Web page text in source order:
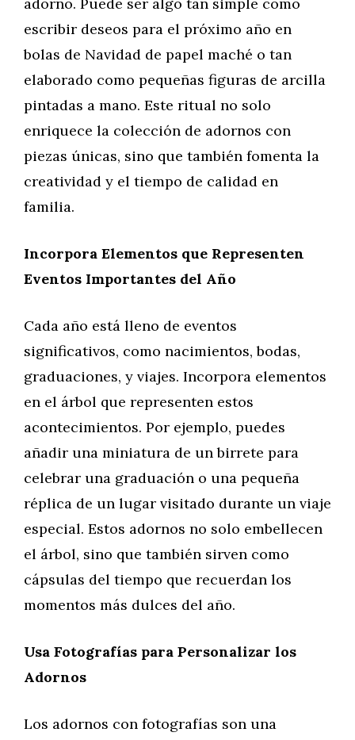
escribir deseos para el próximo año en
bolas de Navidad de papel maché o tan
elaborado como pequeñas figuras de arcilla
pintadas a mano. Este ritual no solo
enriquece la colección de adornos con
piezas únicas, sino que también fomenta la
creatividad y el tiempo de calidad en
familia.
Incorpora Elementos que Representen
Eventos Importantes del Año
Cada año está lleno de eventos
significativos, como nacimientos, bodas,
graduaciones, y viajes. Incorpora elementos
en el árbol que representen estos
acontecimientos. Por ejemplo, puedes
añadir una miniatura de un birrete para
celebrar una graduación o una pequeña
réplica de un lugar visitado durante un viaje
especial. Estos adornos no solo embellecen
el árbol, sino que también sirven como
cápsulas del tiempo que recuerdan los
momentos más dulces del año.
Usa Fotografías para Personalizar los
Adornos
Los adornos con fotografías son una